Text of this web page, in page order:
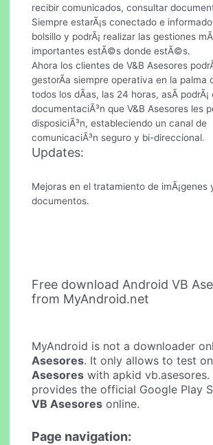
recibir comunicados, consultar
Siempre estarÃ¡s conectado e
bolsillo y podrÃ¡ realizar las gestiones
importantes estÃ©s donde estÃ©s.
Ahora los clientes de V&B Asesores
gestorÃ­a siempre operativa en la palma
todos los dÃ­as, las 24 horas, asÃ­ podrÃ¡
documentaciÃ³n que V&B Asesores les
disposiciÃ³n, estableciendo un canal de
comunicaciÃ³n seguro y bi-direccional.
Updates:
Mejoras en el tratamiento de imÃ¡genes
documentos.
Free download Android VB
from MyAndroid.net
MyAndroid is not a downloader
Asesores. It only allows to test
Asesores with apkid vb.asesores.
provides the official Google Play
VB Asesores online.
Page navigation: